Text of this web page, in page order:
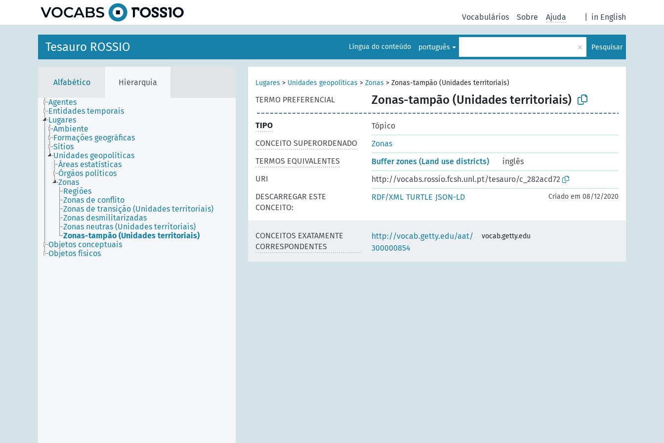
in English
Vocabulários Sobre Ajuda
Tesauro ROSSIO Língua do conteúdo português × Pesquisar
Alfabético Hierarquia
Agentes
Entidades temporais
Lugares
Ambiente
Formações geográficas
Sítios
Unidades geopolíticas
Áreas estatísticas
Órgãos políticos
Zonas
Regiões
Zonas de conflito
Zonas de transição (Unidades territoriais)
Zonas desmilitarizadas
Zonas neutras (Unidades territoriais)
Zonas-tampão (Unidades territoriais)
Objetos conceptuais
Objetos físicos
Lugares > Unidades geopolíticas > Zonas > Zonas-tampão (Unidades territoriais)
TERMO PREFERENCIAL Zonas-tampão (Unidades territoriais)
TIPO
Tópico
CONCEITO SUPERORDENADO
Zonas
TERMOS EQUIVALENTES
Buffer zones (Land use districts)
inglês
URI
http://vocabs.rossio.fcsh.unl.pt/tesauro/c_282acd72
DESCARREGAR ESTE
CONCEITO:
RDF/XML TURTLE JSON-LD Criado em 08/12/2020
CONCEITOS EXATAMENTE
CORRESPONDENTES
http://vocab.getty.edu/aat/
300000854
vocab.getty.edu